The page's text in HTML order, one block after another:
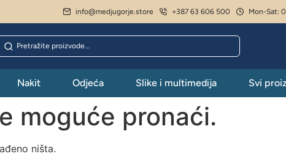
info@medjugorje.store +387 63 606 500 Mon-Sat:
Nakit Odjeća Slike i multimedija Svi
moguće pronaći.
ništa.